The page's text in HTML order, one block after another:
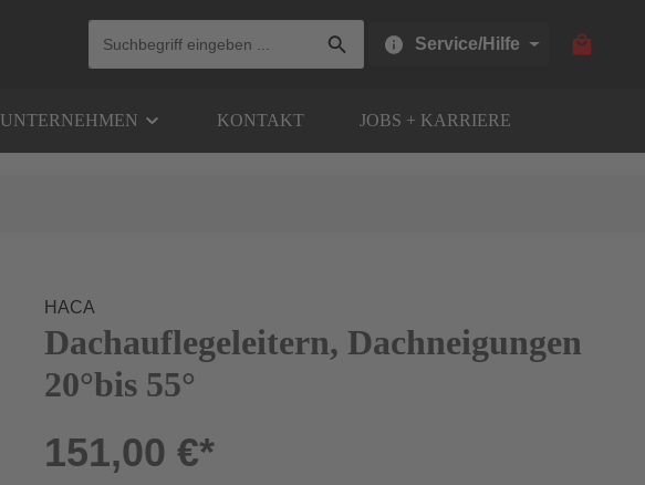
Service/Hilfe
UNTERNEHMEN KONTAKT JOBS + KARRIERE
HACA
Dachauflegeleitern, Dachneigungen
20°bis 55°
151,00 €*